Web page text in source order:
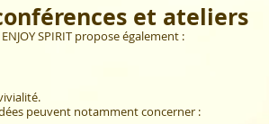
et ateliers
SPIRIT propose également :
peuvent notamment concerner :